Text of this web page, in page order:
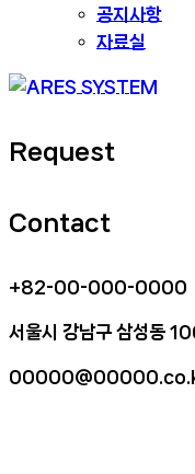
공지사항
자료실
Request
Contact
+82-00-000-0000
서울시 강남구 삼성동